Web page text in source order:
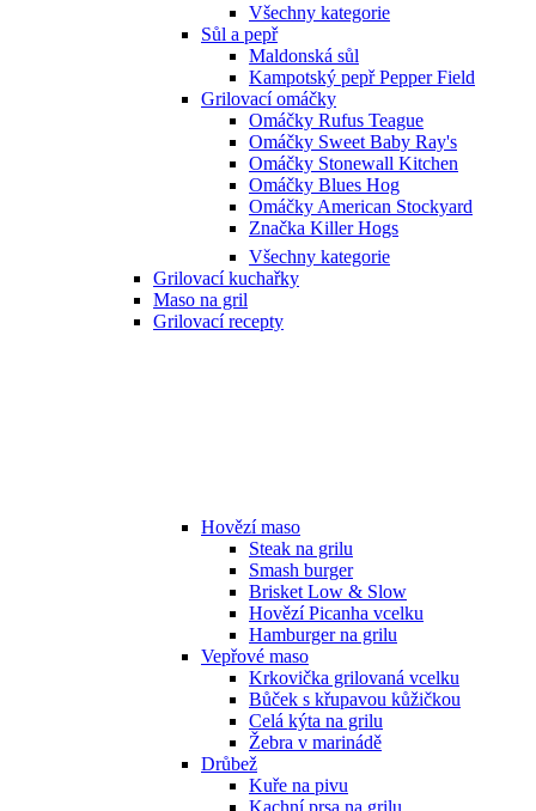
Všechny kategorie
Sůl a pepř
Maldonská sůl
Kampotský pepř Pepper Field
Grilovací omáčky
Omáčky Rufus Teague
Omáčky Sweet Baby Ray's
Omáčky Stonewall Kitchen
Omáčky Blues Hog
Omáčky American Stockyard
Značka Killer Hogs
Všechny kategorie
Grilovací kuchařky
Maso na gril
Grilovací recepty
Hovězí maso
Steak na grilu
Smash burger
Brisket Low & Slow
Hovězí Picanha vcelku
Hamburger na grilu
Vepřové maso
Krkovička grilovaná vcelku
Bůček s křupavou kůžičkou
Celá kýta na grilu
Žebra v marinádě
Drůbež
Kuře na pivu
Kachní prsa na grilu